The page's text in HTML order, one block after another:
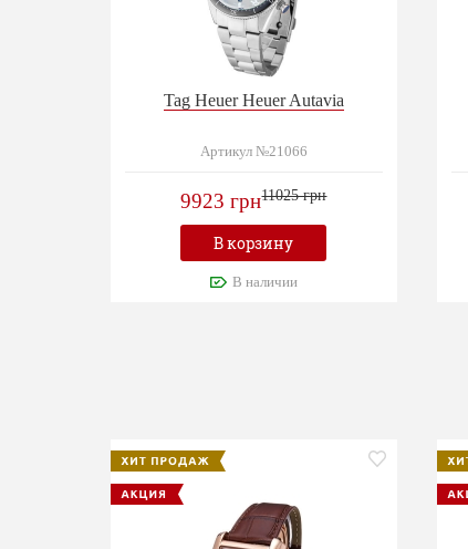
Tag Heuer Heuer Autavia
Артикул №21066
9923 грн11025 грн
В корзину
В наличии